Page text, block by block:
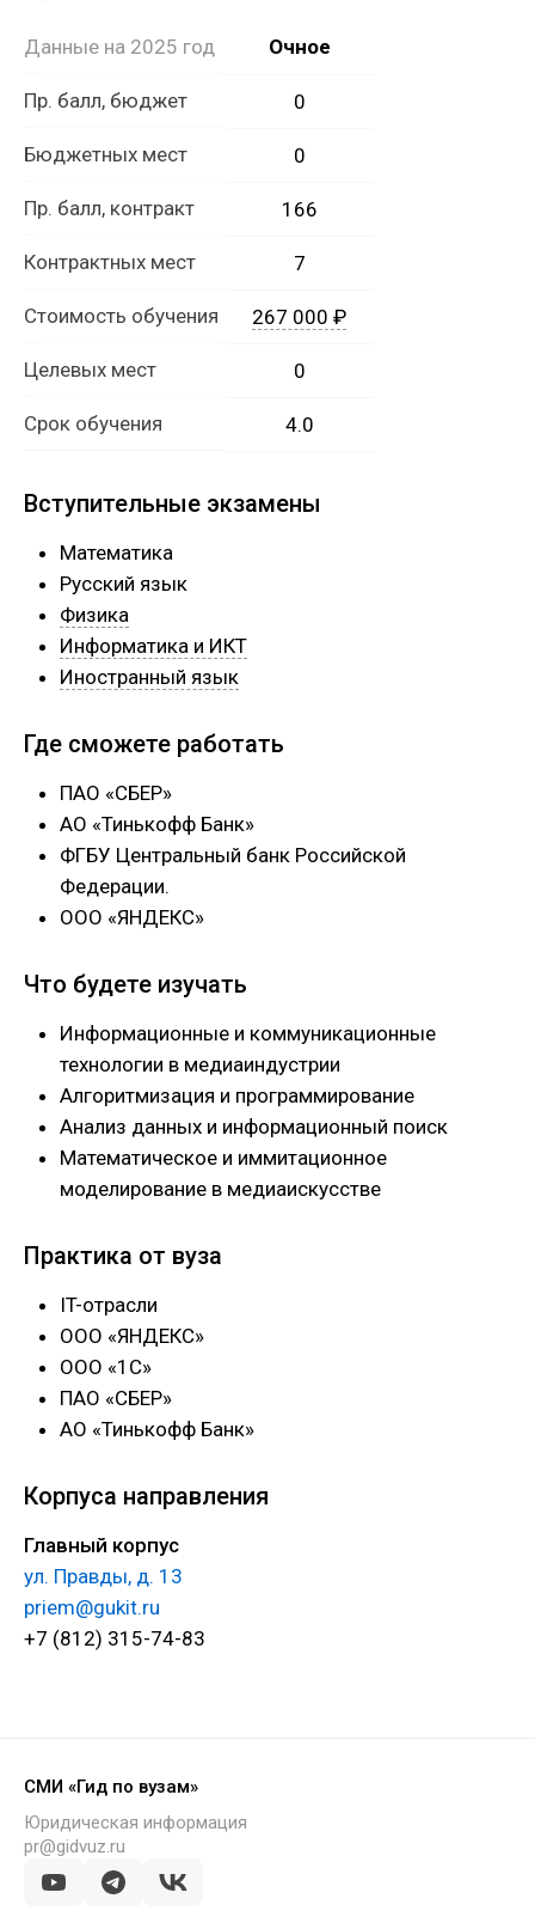
Данные на 2025 год Очное
Пр. балл, бюджет 0
Бюджетных мест 0
Пр. балл, контракт 166
Контрактных мест 7
Стоимость обучения 267 000 ₽
Целевых мест 0
Срок обучения 4.0
Вступительные экзамены
Математика
Русский язык
Физика
Информатика и ИКТ
Иностранный язык
Где сможете работать
ПАО «СБЕР»
АО «Тинькофф Банк»
ФГБУ Центральный банк Российской
Федерации.
ООО «ЯНДЕКС»
Что будете изучать
Информационные и коммуникационные
технологии в медиаиндустрии
Алгоритмизация и программирование
Анализ данных и информационный поиск
Математическое и иммитационное
моделирование в медиаискусстве
Практика от вуза
IT-отрасли
ООО «ЯНДЕКС»
ООО «1С»
ПАО «СБЕР»
АО «Тинькофф Банк»
Корпуса направления
Главный корпус
ул. Правды, д. 13
priem@gukit.ru
+7 (812) 315-74-83
СМИ «Гид по вузам»
Юридическая информация
pr@gidvuz.ru